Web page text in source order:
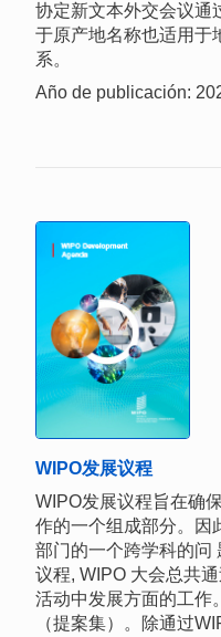
协定新文本外交会议通
于原产地名称也适用于
系。
Año de publicación:
WIPO发展议程
WIPO发展议程旨在确
作的一个组成部分。因
部门的一个跨学科的问
议程, WIPO 大会总共
活动中发展方面的工作
（提案集）。除通过